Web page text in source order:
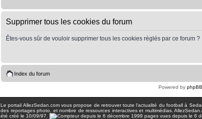
Supprimer tous les cookies du forum
Êtes-vous sûr de vouloir supprimer tous les cookies réglés par ce forum ?
Index du forum
Powered by phpBB
Le portail AllezSedan.com vous propose de retrouver toute l'actualité du football à
des reportages photo, et nombre de ressources interactives et multimédias.
été créé le 10/09/97.
pages vues depuis le 6